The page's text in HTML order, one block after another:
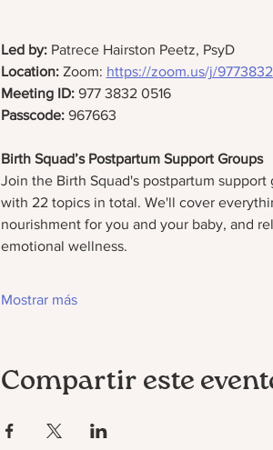
Led by: Patrece Hairston Peetz, PsyD
Location: Zoom: https://zoom.us/j/
Meeting ID: 977 3832 0516
Passcode: 967663
Birth Squad’s Postpartum Support Groups
Join the Birth Squad's postpartum
with 22 topics in total. We'll cover
nourishment for you and your baby, and
emotional wellness.
Mostrar más
Compartir este